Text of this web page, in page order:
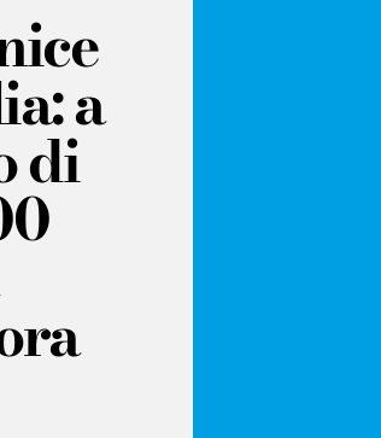
a
di